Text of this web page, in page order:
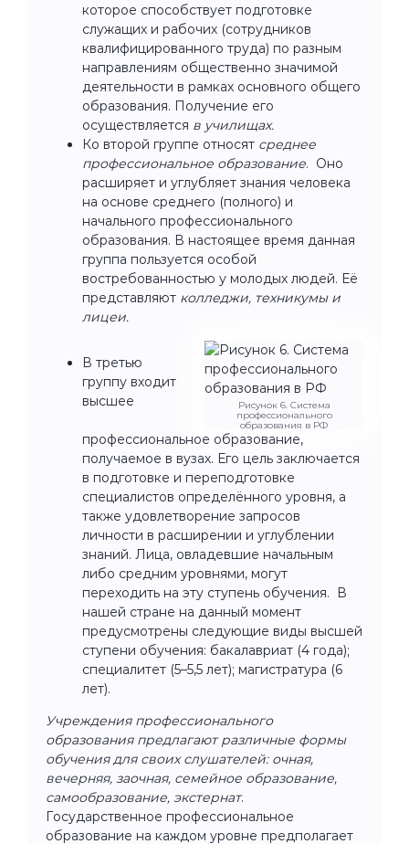
которое способствует подготовке
служащих и рабочих (сотрудников
квалифицированного труда) по разным
направлениям общественно значимой
деятельности в рамках основного общего
образования. Получение его
осуществляется в училищах.
Ко второй группе относят среднее
профессиональное образование. Оно
расширяет и углубляет знания человека
на основе среднего (полного) и
начального профессионального
образования. В настоящее время данная
группа пользуется особой
востребованностью у молодых людей. Её
представляют колледжи, техникумы и
лицеи.
Рисунок 6. Система
профессионального
образования в РФ
В третью
группу входит
высшее
профессиональное образование,
получаемое в вузах. Его цель заключается
в подготовке и переподготовке
специалистов определённого уровня, а
также удовлетворение запросов
личности в расширении и углублении
знаний. Лица, овладевшие начальным
либо средним уровнями, могут
переходить на эту ступень обучения. В
нашей стране на данный момент
предусмотрены следующие виды высшей
ступени обучения: бакалавриат (4 года);
специалитет (5–5,5 лет); магистратура (6
лет).
Учреждения профессионального
образования предлагают различные формы
обучения для своих слушателей: очная,
вечерняя, заочная, семейное образование,
самообразование, экстернат.
Государственное профессиональное
образование на каждом уровне предполагает